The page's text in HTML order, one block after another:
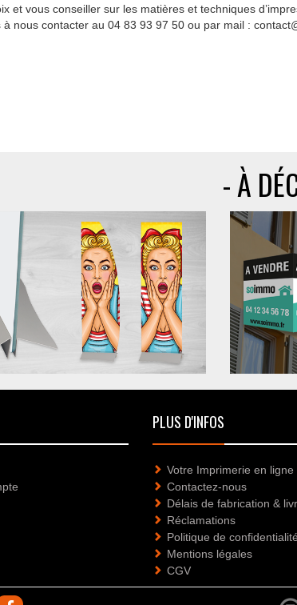
et vous conseiller sur les matières et techniques
à nous contacter au 04 83 93 97 50 ou par mail :
- À
PLUS D'INFOS
Votre Imprimerie en ligne
Contactez-nous
Délais de fabrication &
Réclamations
Politique de confidentialité
Mentions légales
CGV